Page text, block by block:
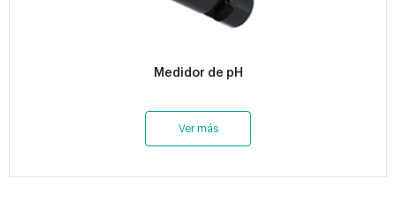
Medidor de pH
Ver más